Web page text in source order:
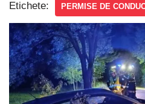
Etichete: PERMISE DE